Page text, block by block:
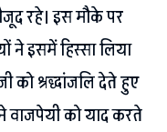
रहे। इस मौके पर
ने इसमें हिस्सा लिया
को श्रद्धांजलि देते हुए
वाजपेयी को याद करते